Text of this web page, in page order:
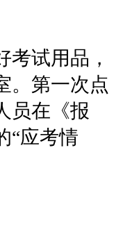
试用品，
。第一次点
员在《报
“应考情